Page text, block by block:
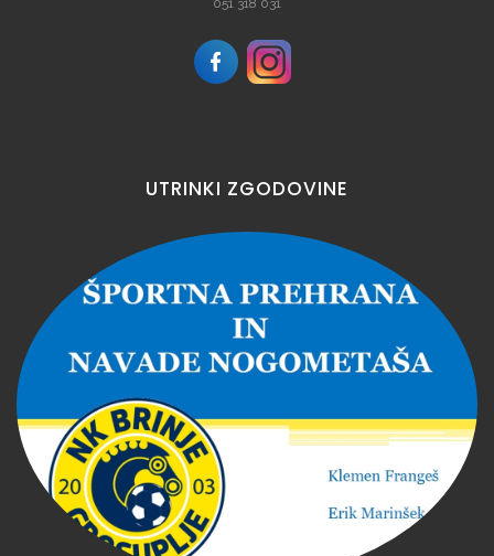
051 318 031
UTRINKI ZGODOVINE